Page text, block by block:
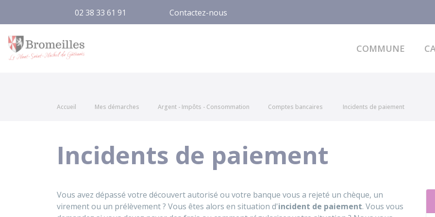
02 38 33 61 91 Contactez-nous
COMMUNE
Accueil Mes démarches Argent - Impôts - Consommation Comptes bancaires Incidents de paiement
Incidents de paiement
Vous avez dépassé votre découvert autorisé ou votre banque vous a rejeté un chèque, un
virement ou un prélèvement ? Vous êtes alors en situation d'incident de paiement. Vous vous